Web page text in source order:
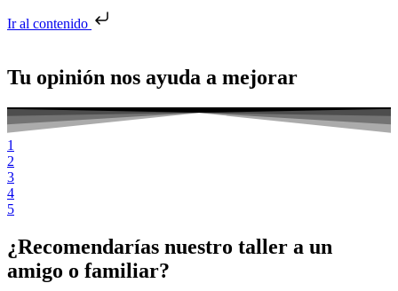
Ir al contenido
Tu opinión nos ayuda a mejorar
1
2
3
4
5
¿Recomendarías nuestro taller a un
amigo o familiar?